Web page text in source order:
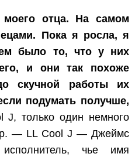
отца. На самом
Пока я росла, я
было то, что у них
и они так похоже
скучной работы их
подумать получше,
J, только один немного
— LL Cool J — Джеймс
чье имя